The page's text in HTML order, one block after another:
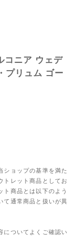
コニア ウェデ
プリュム ゴー
ショップの基準を満た
トレット商品としてお
ト商品とは以下のよう
て通常商品と扱いが異
についてよくご確認い